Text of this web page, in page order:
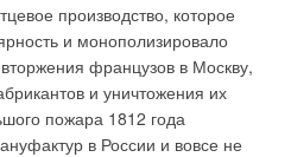
производство, которое
и монополизировало
французов в Москву,
и уничтожения их
пожара 1812 года
в России и вовсе не